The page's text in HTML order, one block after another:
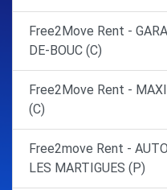
Free2Move Rent -
DE-BOUC (C)
Free2Move Rent -
(C)
Free2move Rent -
LES MARTIGUES (P)